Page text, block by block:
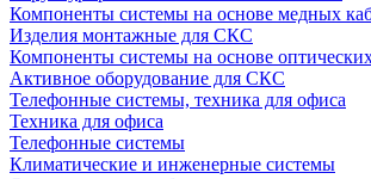
Компоненты системы на основе медных
Изделия монтажные для СКС
Компоненты системы на основе
Активное оборудование для СКС
Телефонные системы, техника для офиса
Техника для офиса
Телефонные системы
Климатические и инженерные системы